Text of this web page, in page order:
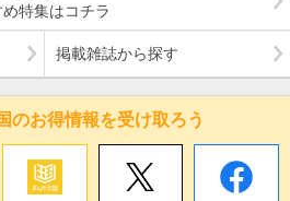
特集はコチラ
掲載雑誌から探す
のお得情報を受け取ろう